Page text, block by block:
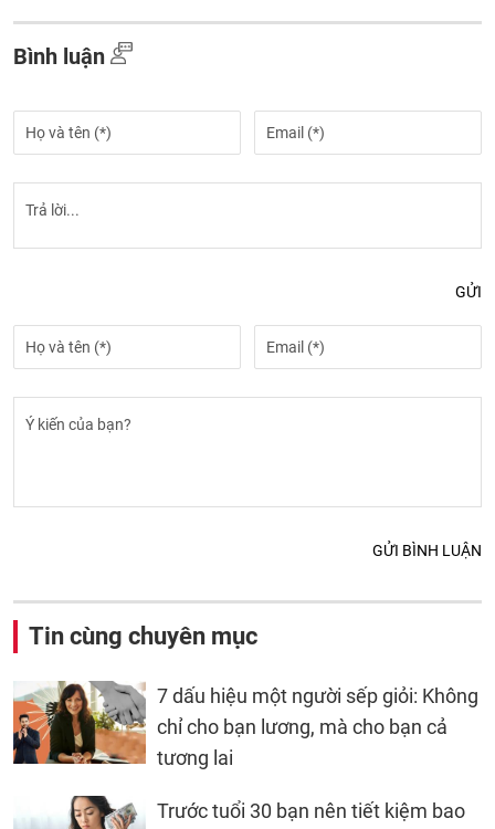
Bình luận
GỬI
GỬI BÌNH LUẬN
Tin cùng chuyên mục
7 dấu hiệu một người sếp giỏi: Không
chỉ cho bạn lương, mà cho bạn cả
tương lai
Trước tuổi 30 bạn nên tiết kiệm bao